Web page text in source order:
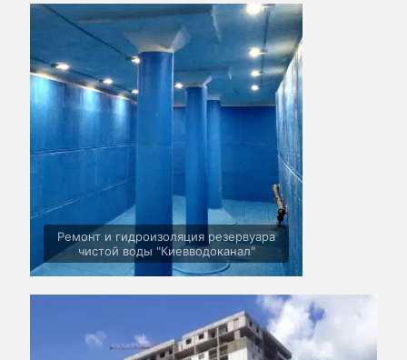
Ремонт и гидроизоляция резервуара
чистой воды "Киевводоканал"